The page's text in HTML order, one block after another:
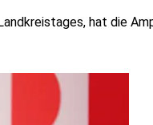
hat die